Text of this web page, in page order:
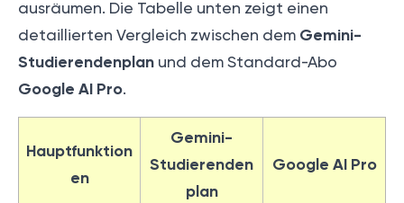
ausräumen. Die Tabelle unten zeigt einen
detaillierten Vergleich zwischen dem Gemini-
Studierendenplan und dem Standard-Abo
Google AI Pro.
Hauptfunktion
en
Gemini-
Studierenden
plan
Google AI Pro